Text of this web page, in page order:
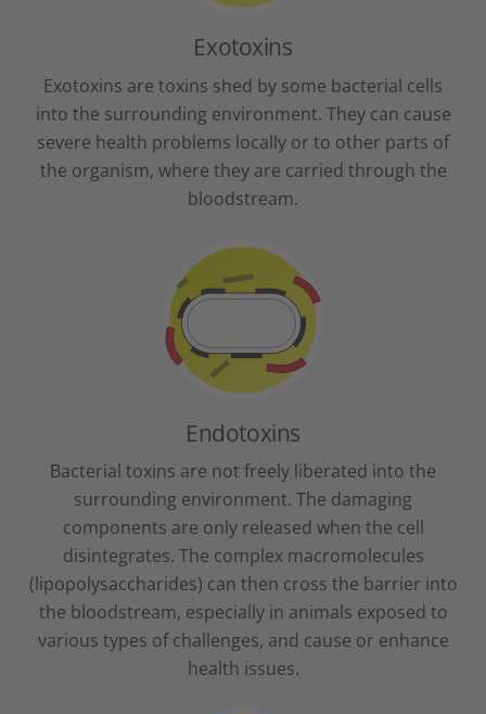
Exotoxins
Exotoxins are toxins shed by some bacterial cells
into the surrounding environment. They can cause
severe health problems locally or to other parts of
the organism, where they are carried through the
bloodstream.
Endotoxins
Bacterial toxins are not freely liberated into the
surrounding environment. The damaging
components are only released when the cell
disintegrates. The complex macromolecules
(lipopolysaccharides) can then cross the barrier into
the bloodstream, especially in animals exposed to
various types of challenges, and cause or enhance
health issues.